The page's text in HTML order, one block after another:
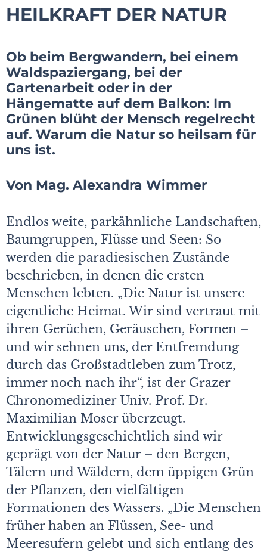
HEILKRAFT DER NATUR
Ob beim Bergwandern, bei einem
Waldspaziergang, bei der
Gartenarbeit oder in der
Hängematte auf dem Balkon: Im
Grünen blüht der Mensch regelrecht
auf. Warum die Natur so heilsam für
uns ist.
Von Mag. Alexandra Wimmer
Endlos weite, parkähnliche Landschaften,
Baumgruppen, Flüsse und Seen: So
werden die paradiesischen Zustände
beschrieben, in denen die ersten
Menschen lebten. „Die Natur ist unsere
eigentliche Heimat. Wir sind vertraut mit
ihren Gerüchen, Geräuschen, Formen –
und wir sehnen uns, der Entfremdung
durch das Großstadtleben zum Trotz,
immer noch nach ihr“, ist der Grazer
Chronomediziner Univ. Prof. Dr.
Maximilian Moser überzeugt.
Entwicklungsgeschichtlich sind wir
geprägt von der Natur – den Bergen,
Tälern und Wäldern, dem üppigen Grün
der Pflanzen, den vielfältigen
Formationen des Wassers. „Die Menschen
früher haben an Flüssen, See- und
Meeresufern gelebt und sich entlang des